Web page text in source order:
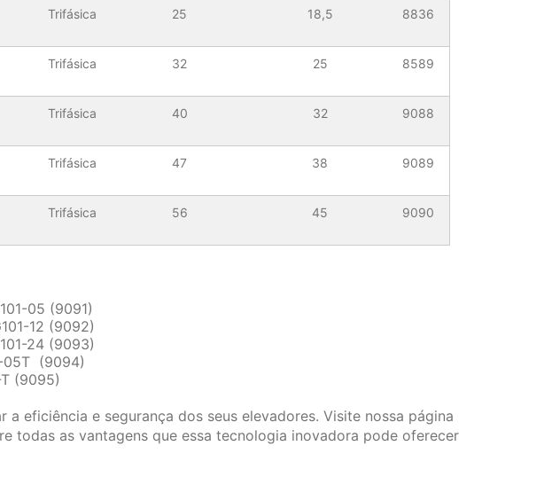
Trifásica 25 18,5 8836
Trifásica 32 25 8589
Trifásica 40 32 9088
Trifásica 47 38 9089
Trifásica 56 45 9090
05 (9091)
12 (9092)
24 (9093)
05T (9094)
(9095)
eficiência e segurança dos seus elevadores. Visite nossa página
todas as vantagens que essa tecnologia inovadora pode oferecer